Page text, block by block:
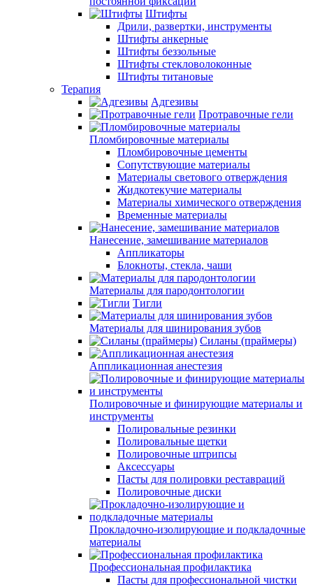
Штифты
Дрили, развертки, инструменты
Штифты анкерные
Штифты беззольные
Штифты стекловолоконные
Штифты титановые
Терапия
Адгезивы
Протравочные гели
Пломбировочные материалы
Пломбировочные цементы
Сопутствующие материалы
Материалы светового отверждения
Жидкотекучие материалы
Материалы химического отверждения
Временные материалы
Нанесение, замешивание материалов
Аппликаторы
Блокноты, стекла, чаши
Материалы для пародонтологии
Тигли
Материалы для шинирования зубов
Силаны (праймеры)
Аппликационная анестезия
Полировочные и финирующие материалы и
инструменты
Полировальные резинки
Полировальные щетки
Полировочные штрипсы
Аксессуары
Пасты для полировки реставраций
Полировочные диски
Прокладочно-изолирующие и подкладочные
материалы
Профессиональная профилактика
Пасты для профессиональной чистки